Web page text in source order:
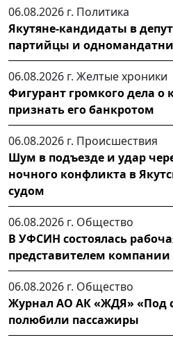
06.08.2026 г. Политика
Якутяне-кандидаты в
партийцы и
06.08.2026 г. Желтые хроники
Фигурант громкого дела о
признать его банкротом
06.08.2026 г. Происшествия
Шум в подъезде и удар
ночного конфликта в
судом
06.08.2026 г. Общество
В УФСИН состоялась
представителем
06.08.2026 г. Общество
Журнал АО АК «ЖДЯ» «Под
полюбили пассажиры